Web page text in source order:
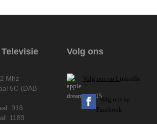
Mhz
5C (DAB
916
1189
Volg ons
Volg ons op L inkedIn
Volg ons op
Facebook